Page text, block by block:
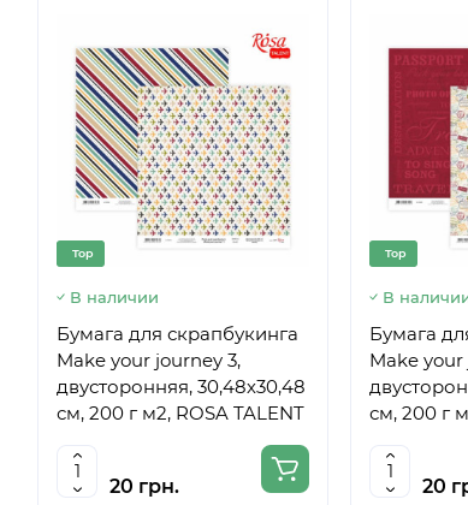
Top
В наличии
Бумага для скрапбукинга
Make your journey 3,
двусторонняя, 30,48х30,48
см, 200 г м2, ROSA TALENT
20 грн.
Top
В
Бумага
Make
см, 200 г
20